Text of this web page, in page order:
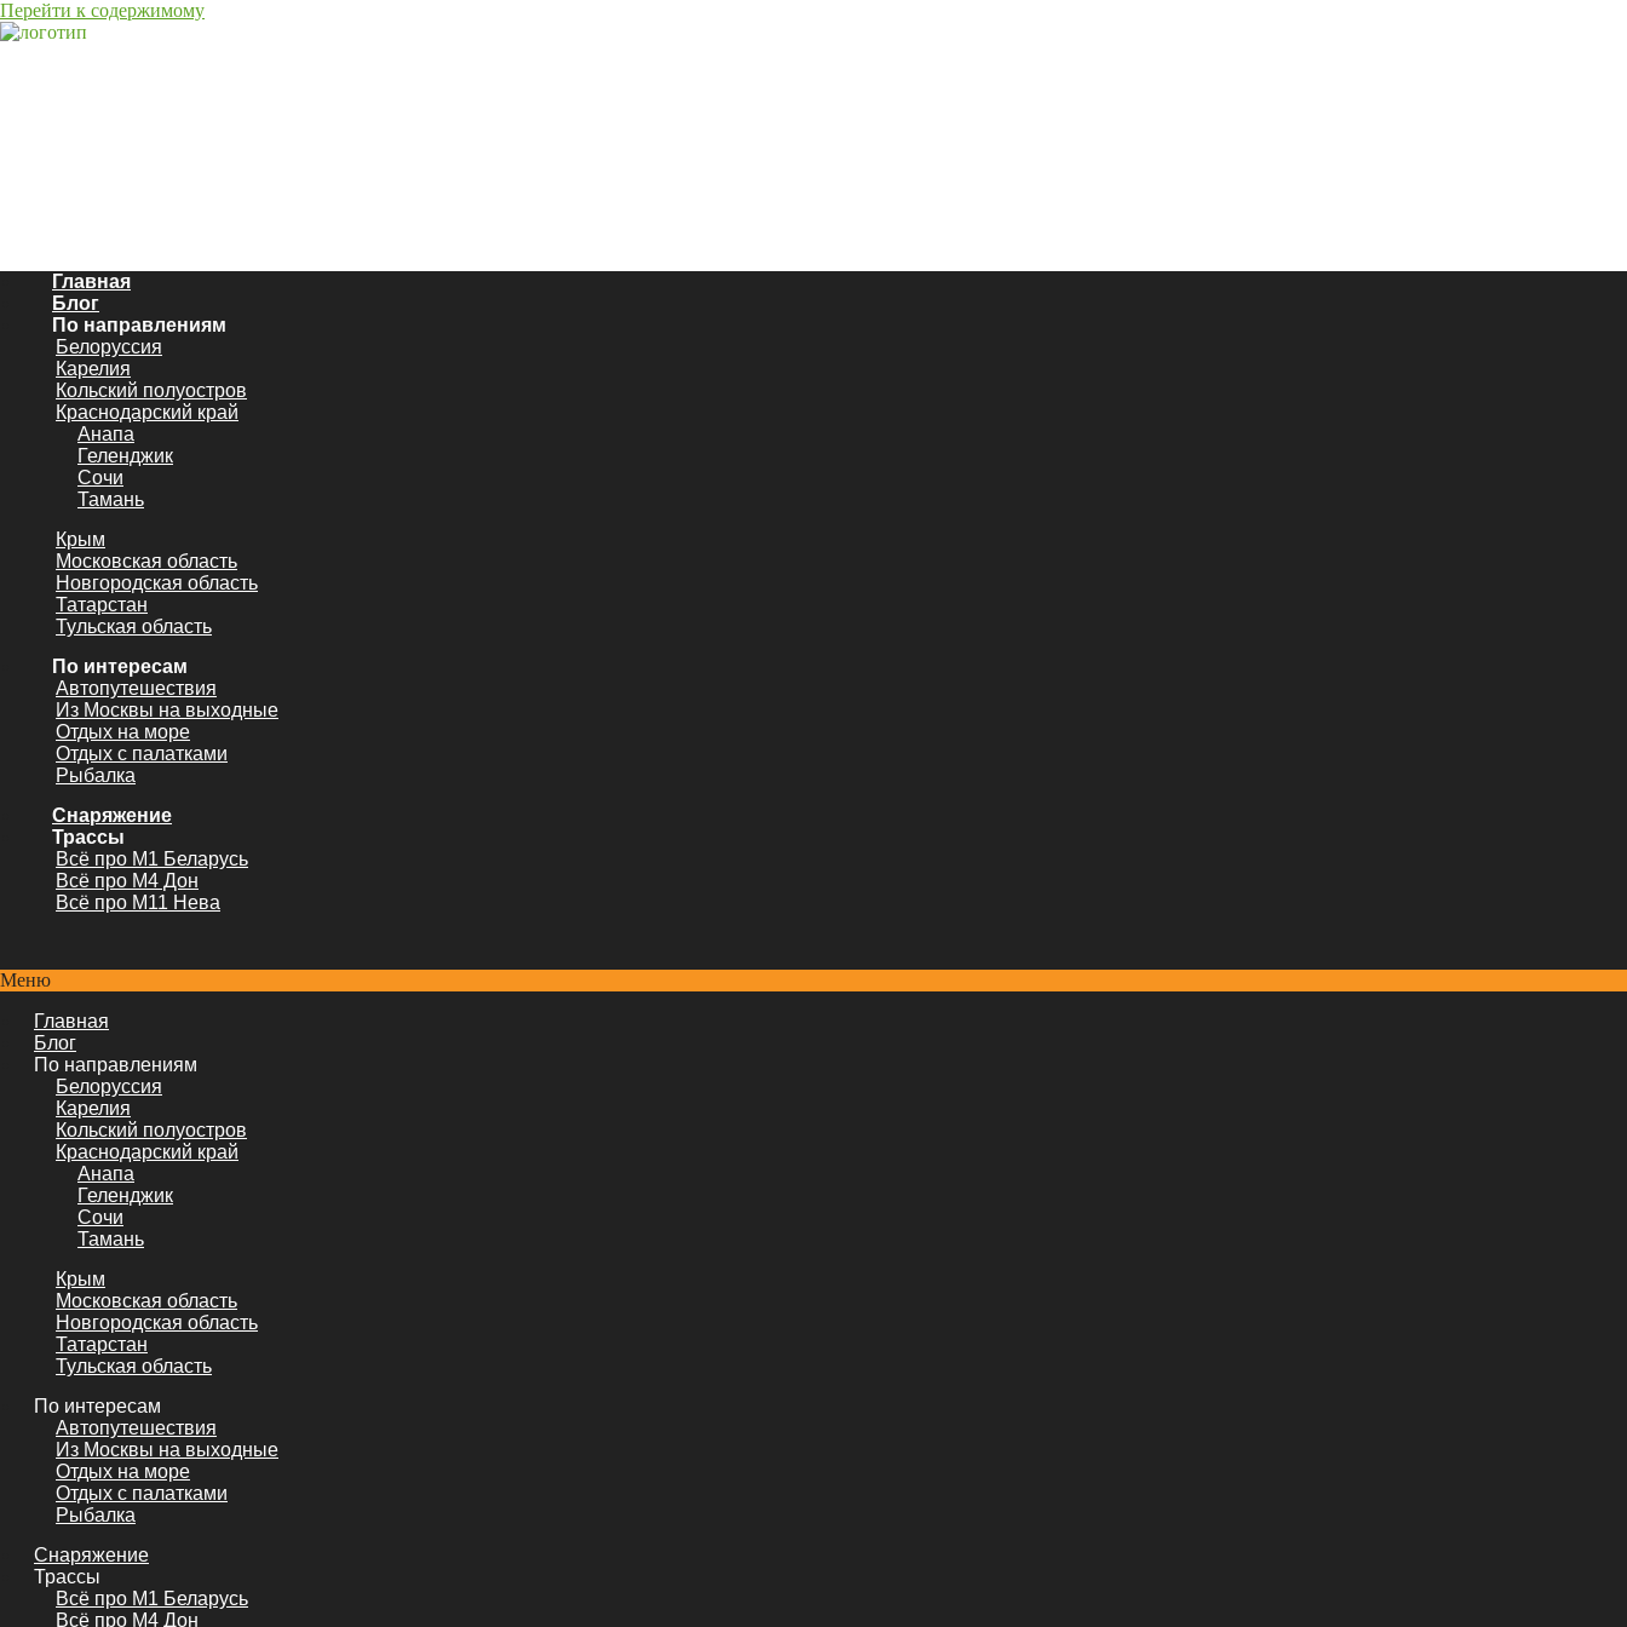
Перейти к содержимому
Главная
Блог
По направлениям
Белоруссия
Карелия
Кольский полуостров
Краснодарский край
Анапа
Геленджик
Сочи
Тамань
Крым
Московская область
Новгородская область
Татарстан
Тульская область
По интересам
Автопутешествия
Из Москвы на выходные
Отдых на море
Отдых с палатками
Рыбалка
Снаряжение
Трассы
Всё про М1 Беларусь
Всё про М4 Дон
Всё про М11 Нева
Меню
Главная
Блог
По направлениям
Белоруссия
Карелия
Кольский полуостров
Краснодарский край
Анапа
Геленджик
Сочи
Тамань
Крым
Московская область
Новгородская область
Татарстан
Тульская область
По интересам
Автопутешествия
Из Москвы на выходные
Отдых на море
Отдых с палатками
Рыбалка
Снаряжение
Трассы
Всё про М1 Беларусь
Всё про М4 Дон